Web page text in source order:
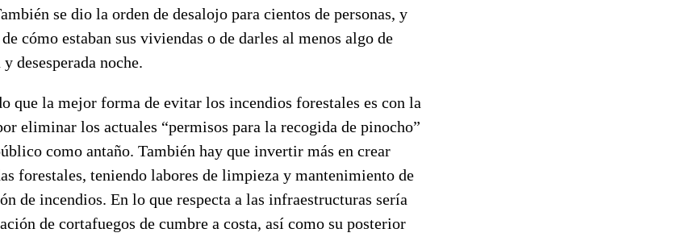
se dio la orden de desalojo para cientos de personas, y
cómo estaban sus viviendas o de darles al menos algo de
desesperada noche.
que la mejor forma de evitar los incendios forestales es con la
eliminar los actuales “permisos para la recogida de pinocho”
como antaño. También hay que invertir más en crear
forestales, teniendo labores de limpieza y mantenimiento de
de incendios. En lo que respecta a las infraestructuras sería
de cortafuegos de cumbre a costa, así como su posterior